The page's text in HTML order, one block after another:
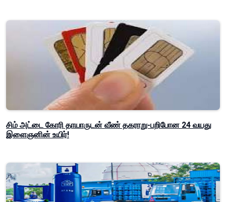
சிம் அட்டை கோரி தாயாருடன் வீண் தகராறு-பறிபோன 24 வயது
இளைஞனின் உயிர்!